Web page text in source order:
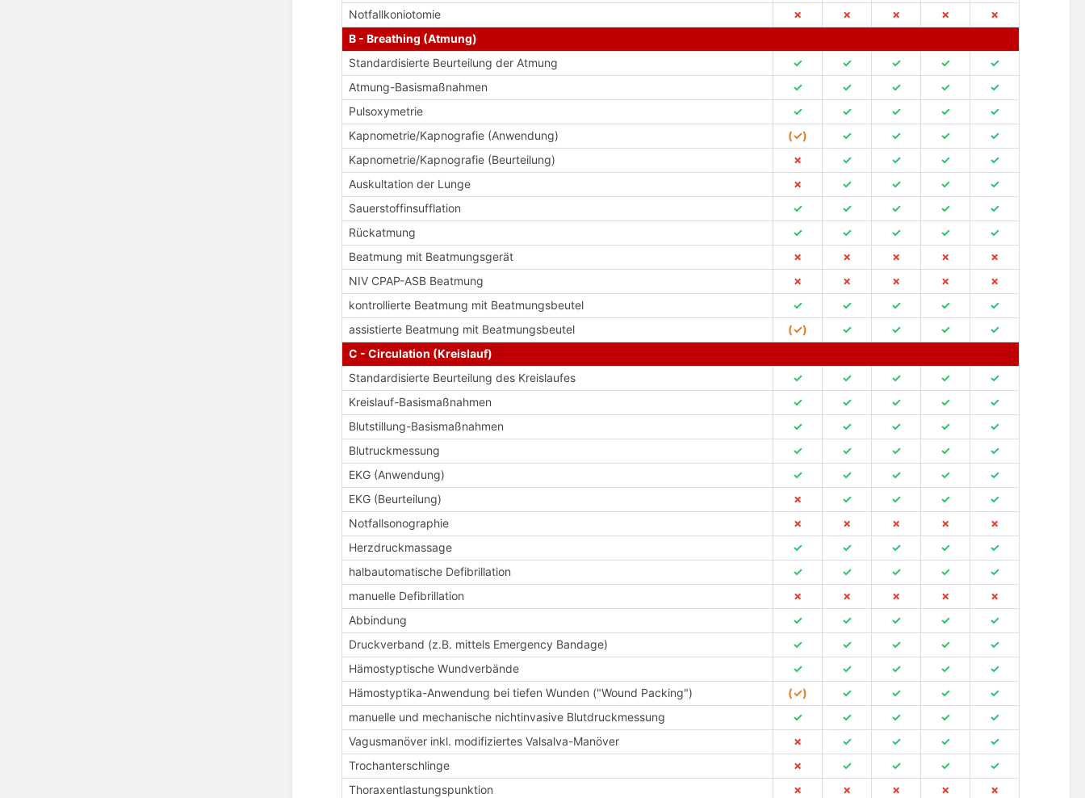
Notfallkoniotomie
✗ ✗ ✗ ✗
✗
B - Breathing (Atmung)
Standardisierte Beurteilung der Atmung
✓ ✓ ✓ ✓
✓
Atmung-Basismaßnahmen
✓ ✓ ✓ ✓
✓
Pulsoxymetrie
✓ ✓ ✓ ✓
✓
Kapnometrie/Kapnografie (Anwendung)
(✓) ✓ ✓ ✓
✓
Kapnometrie/Kapnografie (Beurteilung)
✗ ✓ ✓ ✓
✓
Auskultation der Lunge
✗ ✓ ✓ ✓
✓
Sauerstoffinsufflation
✓ ✓ ✓ ✓
✓
Rückatmung
✓ ✓ ✓ ✓
✓
Beatmung mit Beatmungsgerät
✗ ✗ ✗ ✗
✗
NIV CPAP-ASB Beatmung
✗ ✗ ✗ ✗
✗
kontrollierte Beatmung mit Beatmungsbeutel
✓ ✓ ✓ ✓
✓
assistierte Beatmung mit Beatmungsbeutel
(✓) ✓ ✓ ✓
✓
C - Circulation (Kreislauf)
Standardisierte Beurteilung des Kreislaufes
✓ ✓ ✓ ✓
✓
Kreislauf-Basismaßnahmen
✓ ✓ ✓ ✓
✓
Blutstillung-Basismaßnahmen
✓ ✓ ✓ ✓
✓
Blutruckmessung
✓ ✓ ✓ ✓
✓
EKG (Anwendung)
✓ ✓ ✓ ✓
✓
EKG (Beurteilung)
✗ ✓ ✓ ✓
✓
Notfallsonographie
✗ ✗ ✗ ✗
✗
Herzdruckmassage
✓ ✓ ✓ ✓
✓
halbautomatische Defibrillation
✓ ✓ ✓ ✓
✓
manuelle Defibrillation
✗ ✗ ✗ ✗
✗
Abbindung
✓ ✓ ✓ ✓
✓
Druckverband (z.B. mittels Emergency Bandage)
✓ ✓ ✓ ✓
✓
Hämostyptische Wundverbände
✓ ✓ ✓ ✓
✓
Hämostyptika-Anwendung bei tiefen Wunden ("Wound Packing")
(✓) ✓ ✓ ✓
✓
manuelle und mechanische nichtinvasive Blutdruckmessung
✓ ✓ ✓ ✓
✓
Vagusmanöver inkl. modifiziertes Valsalva-Manöver
✗ ✓ ✓ ✓
✓
Trochanterschlinge
✗ ✓ ✓ ✓
✓
Thoraxentlastungspunktion
✗ ✗ ✗ ✗
✗